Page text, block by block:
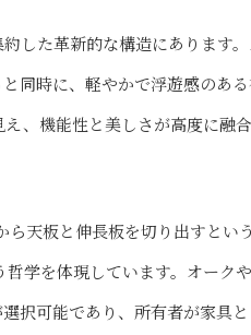
した革新的な構造にあります
同時に、軽やかで浮遊感のあ
、機能性と美しさが高度に融
ら天板と伸長板を切り出すとい
学を体現しています。オーク
択可能であり、所有者が家具